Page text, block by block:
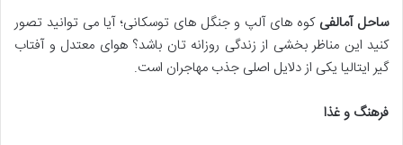
ساحل آمالفی کوه های آلپ و جنگل های توسکانی؛ آیا می توانید تصور
کنید این مناظر بخشی از زندگی روزانه تان باشد؟ هوای معتدل و آفتاب
گیر ایتالیا یکی از دلایل اصلی جذب مهاجران است.
فرهنگ و غذا